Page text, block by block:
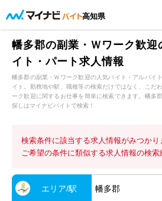
高知県
幡多郡の副業・Ｗワーク歓迎
イト・パート求人情報
幡多郡の副業・Ｗワーク歓迎の人気バイト・アルバイ
イト。勤務地や駅、職種等の検索だけではなく、こだ
ーク歓迎に関するお仕事を簡単に検索できます。幡多
探しはマイナビバイトで検索！
検索条件に該当する求人情報がみつかり
ご希望の条件に類似する求人情報の検索
エリア/駅 幡多郡